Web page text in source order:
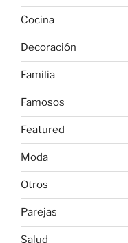
Cocina
Decoración
Familia
Famosos
Featured
Moda
Otros
Parejas
Salud